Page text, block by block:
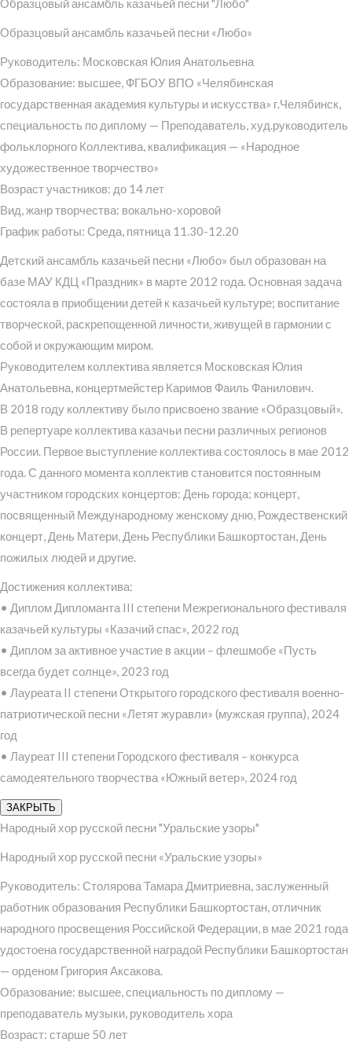
Образцовый ансамбль казачьей песни "Любо"
Образцовый ансамбль казачьей песни «Любо»
Руководитель: Московская Юлия Анатольевна
Образование: высшее, ФГБОУ ВПО «Челябинская
государственная академия культуры и искусства» г.Челябинск,
специальность по диплому — Преподаватель, худ.руководитель
фольклорного Коллектива, квалификация — «Народное
художественное творчество»
Возраст участников: до 14 лет
Вид, жанр творчества: вокально-хоровой
График работы: Среда, пятница 11.30-12.20
Детский ансамбль казачьей песни «Любо» был образован на
базе МАУ КДЦ «Праздник» в марте 2012 года. Основная задача
состояла в приобщении детей к казачьей культуре; воспитание
творческой, раскрепощенной личности, живущей в гармонии с
собой и окружающим миром.
Руководителем коллектива является Московская Юлия
Анатольевна, концертмейстер Каримов Фаиль Фанилович.
В 2018 году коллективу было присвоено звание «Образцовый».
В репертуаре коллектива казачьи песни различных регионов
России. Первое выступление коллектива состоялось в мае 2012
года. С данного момента коллектив становится постоянным
участником городских концертов: День города; концерт,
посвященный Международному женскому дню, Рождественский
концерт, День Матери, День Республики Башкортостан, День
пожилых людей и другие.
Достижения коллектива:
• Диплом Дипломанта III степени Межрегионального фестиваля
казачьей культуры «Казачий спас», 2022 год
• Диплом за активное участие в акции – флешмобе «Пусть
всегда будет солнце», 2023 год
• Лауреата II степени Открытого городского фестиваля военно-
патриотической песни «Летят журавли» (мужская группа), 2024
год
• Лауреат III степени Городского фестиваля – конкурса
самодеятельного творчества «Южный ветер», 2024 год
ЗАКРЫТЬ
Народный хор русской песни "Уральские узоры"
Народный хор русской песни «Уральские узоры»
Руководитель: Столярова Тамара Дмитриевна, заслуженный
работник образования Республики Башкортостан, отличник
народного просвещения Российской Федерации, в мае 2021 года
удостоена государственной наградой Республики Башкортостан
— орденом Григория Аксакова.
Образование: высшее, специальность по диплому —
преподаватель музыки, руководитель хора
Возраст: старше 50 лет